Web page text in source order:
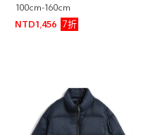
100cm-160cm
NTD1,456
7折